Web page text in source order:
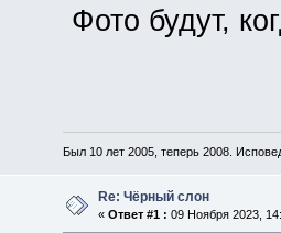
Фото будут,
Был 10 лет 2005, теперь 2008.
Re: Чёрный слон
«Ответ #1 : 09 Ноября 2023,